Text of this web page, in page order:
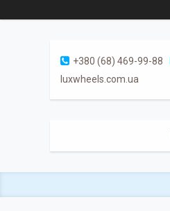
+380 (68) 469-99-88
luxwheels.com.ua